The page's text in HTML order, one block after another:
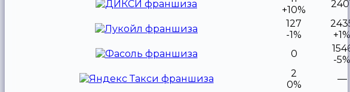
+10%
127
-1%
+1%
0
-5%
2
0%
—